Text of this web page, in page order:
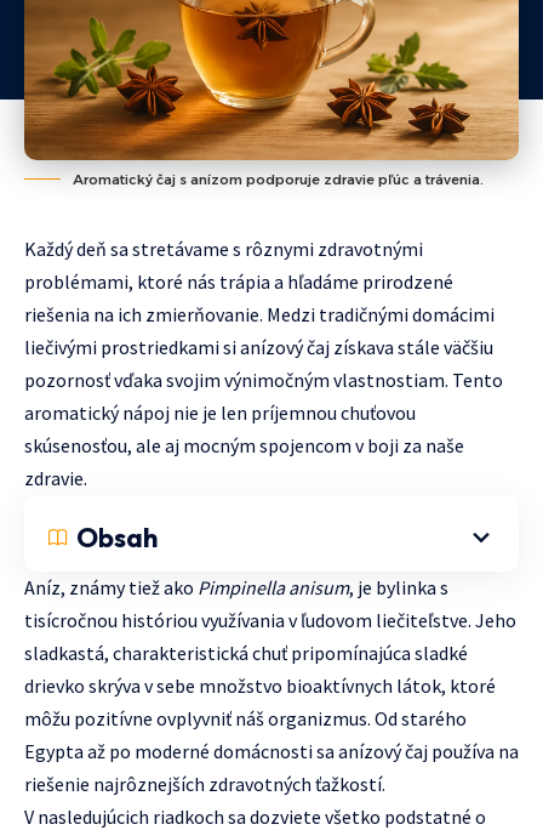
Aromatický čaj s anízom podporuje zdravie pľúc a trávenia.
Každý deň sa stretávame s rôznymi zdravotnými
problémami, ktoré nás trápia a hľadáme prirodzené
riešenia na ich zmierňovanie. Medzi tradičnými domácimi
liečivými prostriedkami si anízový čaj získava stále väčšiu
pozornosť vďaka svojim výnimočným vlastnostiam. Tento
aromatický nápoj nie je len príjemnou chuťovou
skúsenosťou, ale aj mocným spojencom v boji za naše
zdravie.
Obsah
Aníz, známy tiež ako Pimpinella anisum, je bylinka s
tisícročnou históriou využívania v ľudovom liečiteľstve. Jeho
sladkastá, charakteristická chuť pripomínajúca sladké
drievko skrýva v sebe množstvo bioaktívnych látok, ktoré
môžu pozitívne ovplyvniť náš organizmus. Od starého
Egypta až po moderné domácnosti sa anízový čaj používa na
riešenie najrôznejších zdravotných ťažkostí.
V nasledujúcich riadkoch sa dozviete všetko podstatné o